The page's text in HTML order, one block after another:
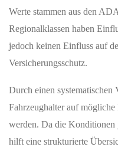
Werte stammen aus den
Regionalklassen haben
jedoch keinen Einfluss auf
Versicherungsschutz.
Durch einen systematischen
Fahrzeughalter auf
werden. Da die Konditionen
hilft eine strukturierte